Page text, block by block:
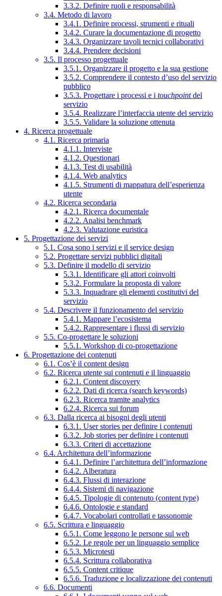
3.3.2. Definire ruoli e responsabilità
3.4. Metodo di lavoro
3.4.1. Definire processi, strumenti e rituali
3.4.2. Curare la documentazione di progetto
3.4.3. Organizzare tavoli tecnici collaborativi
3.4.4. Prendere decisioni
3.5. Il processo progettuale
3.5.1. Organizzare il progetto e la sua gestione
3.5.2. Comprendere il contesto d’uso del servizio
pubblico
3.5.3. Progettare i processi e i touchpointdel
servizio
3.5.4. Realizzare l’interfaccia utente del servizio
3.5.5. Validare la soluzione ottenuta
4. Ricerca progettuale
4.1. Ricerca primaria
4.1.1. Interviste
4.1.2. Questionari
4.1.3. Test di usabilità
4.1.4. Web analytics
4.1.5. Strumenti di mappatura dell’esperienza
utente
4.2. Ricerca secondaria
4.2.1. Ricerca documentale
4.2.2. Analisi benchmark
4.2.3. Valutazione euristica
5. Progettazione dei servizi
5.1. Cosa sono i servizi e il service design
5.2. Progettare servizi pubblici digitali
5.3. Definire il modello di servizio
5.3.1. Identificare gli attori coinvolti
5.3.2. Formulare la proposta di valore
5.3.3. Inquadrare gli elementi costitutivi del
servizio
5.4. Descrivere il funzionamento del servizio
5.4.1. Mappare l’ecosistema
5.4.2. Rappresentare i flussi di servizio
5.5. Co-progettare le soluzioni
5.5.1. Workshop di co-progettazione
6. Progettazione dei contenuti
6.1. Cos’è il content design
6.2. Ricerca utente sui contenuti e il linguaggio
6.2.1. Content discovery
6.2.2. Dati di ricerca (search keywords)
6.2.3. Ricerca tramite analytics
6.2.4. Ricerca sui forum
6.3. Dalla ricerca ai bisogni degli utenti
6.3.1. User stories per definire i contenuti
6.3.2. Job stories per definire i contenuti
6.3.3. Criteri di accettazione
6.4. Architettura dell’informazione
6.4.1. Definire l’architettura dell’informazione
6.4.2. Alberatura
6.4.3. Flussi di interazione
6.4.4. Sistemi di navigazione
6.4.5. Tipologie di contenuto (content type)
6.4.6. Ontologie e standard
6.4.7. Vocabolari controllati e tassonomie
6.5. Scrittura e linguaggio
6.5.1. Come leggono le persone sul web
6.5.2. Le regole per un linguaggio semplice
6.5.3. Microtesti
6.5.4. Scrittura collaborativa
6.5.5. Content critique
6.5.6. Traduzione e localizzazione dei contenuti
6.6. Documenti